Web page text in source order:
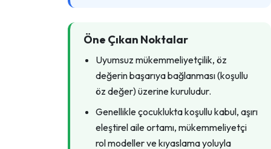
Öne Çıkan Noktalar
Uyumsuz mükemmeliyetçilik, öz
değerin başarıya bağlanması (koşullu
öz değer) üzerine kuruludur.
Genellikle çocuklukta koşullu kabul, aşırı
eleştirel aile ortamı, mükemmeliyetçi
rol modeller ve kıyaslama yoluyla